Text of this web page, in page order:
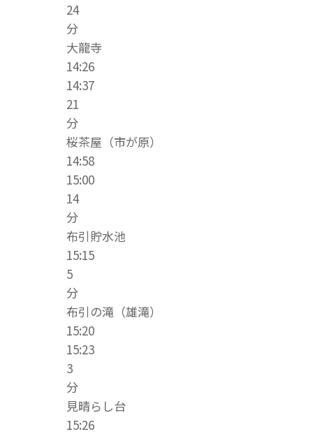
24
分
大龍寺
14:26
14:37
21
分
桜茶屋（市が原）
14:58
15:00
14
分
布引貯水池
15:15
5
分
布引の滝（雄滝）
15:20
15:23
3
分
見晴らし台
15:26